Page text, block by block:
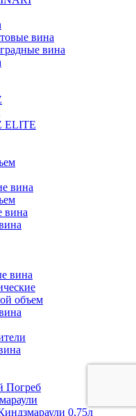
вина
вина
ELITE
вина
вина
вина
объем
Погреб
0,75л